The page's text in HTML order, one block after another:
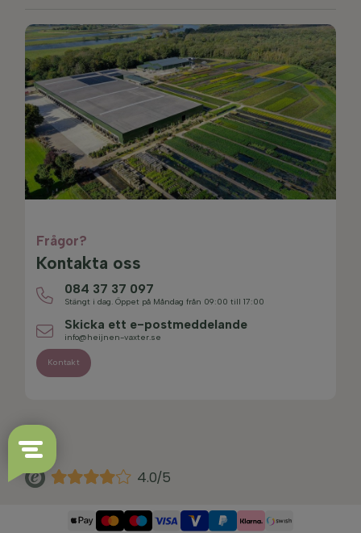
Frågor?
Kontakta oss
084 37 37 097
Stängt i dag. Öppet på Måndag från 09:00 till 17:00
Skicka ett e-postmeddelande
info@heijnen-vaxter.se
Kontakt
4.0/5